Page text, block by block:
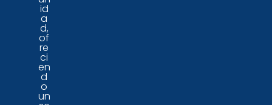
id
a
d,
of
re
ci
en
d
o
un